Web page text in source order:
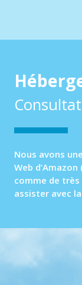
Nous avons
Web
comme de
assister avec